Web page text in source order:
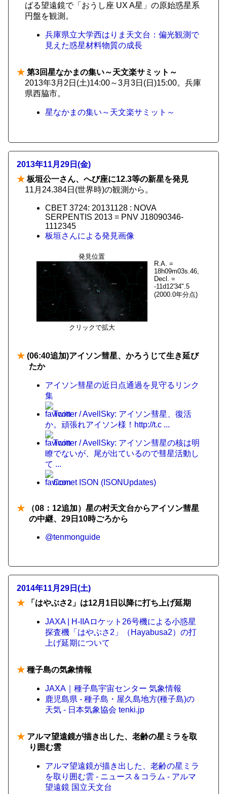
ばる望遠鏡で「おうし座 UX A星」の原始惑星系
円盤を観測。
兵庫県立大学西はりま天文台：偏光観測で
見えた惑星材料物質の成長
★ 第3回星なかまの集い～天文楽サミット～
2013年3月2日(土)14:00～3月3日(日)15:00。兵庫
県西脇市。
星なかまの集い～天文楽サミット～
2013年11月29日(金)
★ 板垣公一さん、へび座に12.3等の新星を発見
11月24.384日(世界時)の観測から。
CBET 3724: 20131128 : NOVA
SERPENTIS 2013 = PNV J18090346-
1112345
板垣さんによる発見画像
発見位置
クリックで拡大
R.A. =
18h09m03s.46,
Decl. =
-11d12'34".5
(2000.0年分点)
★ (06:40追加)アイソン彗星、かろうじて生き延び
たか
アイソン彗星の近日点通過を見守るリンク
集
Twitter / AvellSky: アイソン彗星、復活
か。頑張れアイソン様！http://t.c ...
Twitter / AvellSky: アイソン彗星の核は明
瞭でないが、尾が出ているので彗星活動し
て ...
Comet ISON (ISONUpdates)
★ （08：12追加）星の村天文台からアイソン彗星
の中継、29日10時ごろから
@tenmonguide
2014年11月29日(土)
★ 「はやぶさ2」は12月1日以降に打ち上げ延期
JAXA | H-IIAロケット26号機による小惑星
探査機「はやぶさ2」（Hayabusa2）の打
上げ延期について
★ 種子島の気象情報
JAXA｜種子島宇宙センター 気象情報
鹿児島県 - 種子島・屋久島地方(種子島)の
天気 - 日本気象協会 tenki.jp
★ アルマ望遠鏡が描き出した、老齢の星ミラを取
り囲む雲
アルマ望遠鏡が描き出した、老齢の星ミラ
を取り囲む雲 - ニュース＆コラム - アルマ
望遠鏡 国立天文台